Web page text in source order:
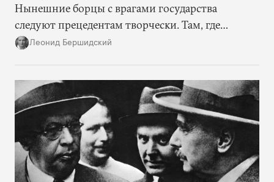
Нынешние борцы с врагами государства
следуют прецедентам творчески. Там, где
нацисты торопились в революционном угаре,
сериям ограничений и перекрывая вскрывшиеся
в процессе лазейки.
Леонид Бершидский